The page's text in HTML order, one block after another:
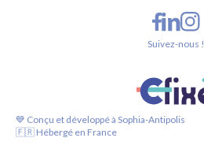
💙 Conçu et développé à Sophia-Antipolis
🇫🇷 Hébergé en France
Suivez-nous !